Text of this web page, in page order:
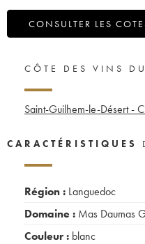
CONSULTER LES
CÔTE DES VINS
Saint-Guilhem-le-Désert -
CARACTÉRISTIQUES
Région : Languedoc
Domaine : Mas Daumas
Couleur : blanc